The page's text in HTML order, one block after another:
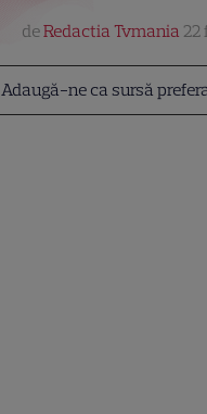
Adaugă-ne ca sursă
deRedactia Tvmania 22